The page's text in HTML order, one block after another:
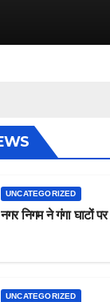
UNCATEGORIZED
नगर निगम ने गंगा घाटों
UNCATEGORIZED